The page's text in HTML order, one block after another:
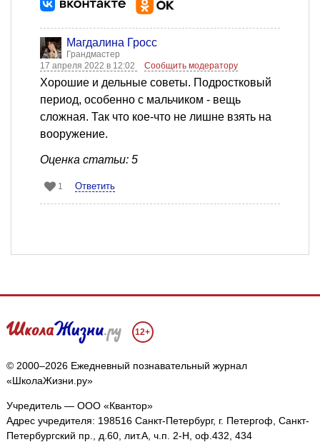
Магдалина Гросс
Грандмастер
17 апреля 2022 в 12:02
Сообщить модератору
Хорошие и дельные советы. Подростковый
период, особенно с мальчиком - вещь
сложная. Так что кое-что не лишне взять на
вооружение.
Оценка статьи: 5
1 Ответить
12+
© 2000–2026 Ежедневный познавательный журнал
«ШколаЖизни.ру»
Учредитель — ООО «Квантор»
Адрес учредителя: 198516 Санкт-Петербург, г. Петергоф, Санкт-
Петербургский пр., д.60, лит.А, ч.п. 2-Н, оф.432, 434